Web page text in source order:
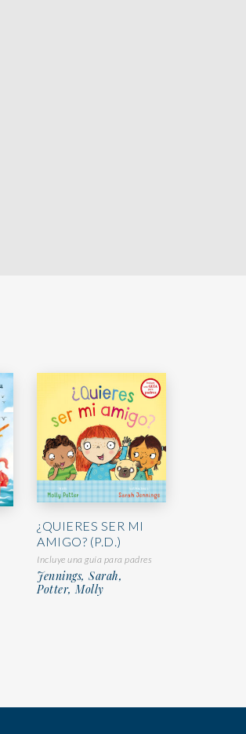
¿QUIERES SER MI
AMIGO? (P.D.)
Incluye una guía para padres
Jennings, Sarah,
Potter, Molly